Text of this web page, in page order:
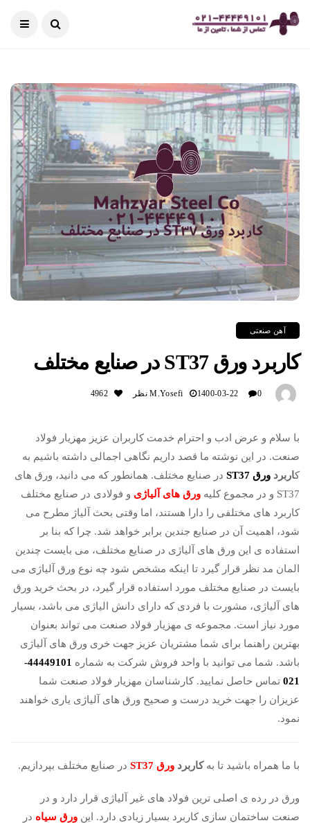
آهن صنعتی
کاربرد ورق ST37 در صنایع مختلف
M.yosefi 1400-03-22 0 نظر
با سلام و عرض ادب و احترام خدمت کاربران عزیز مهزیار فولاد
صنعت. در این نوشته ما قصد داریم نگاهی اجمالی داشته باشیم به
کاربرد ورق ST37
در صنایع مختلف. همانطور که می دانید، ورق های
ST37 و در مجموع کلیه
ورق های آلیاژی و فولادی در صنایع مختلف
کاربرد های مختلفی را دارا هستند، اما وقتی بحث آلیاژ مطرح می
شود، اهمیت آن در صنایع جندین برابر خواهد شد. چرا که بنا بر
استفاده ی این ورق های آلیاژی در صنایع مختلف، می بایست چندین
المان مد نظر قرار گیرد تا اینکه مشخص شود چه نوع ورق آلیاژی می
بایست در صنایع مختلف مورد استفاده قرار گیرد، در بحث خرید ورق
های آلیاژی، مشورت با فردی که دارای دانش الیاژی می باشد، بسیار
مورد نیاز است. مجموعه ی مهزیار فولاد صنعت می تواند بعنوان
بهترین راهنما برای شما مشتریان عزیز جهت خری ورق های آلیاژی
باشد. شما می توانید با واحد فروش شرکت به شماره
44449101-
021 تماس حاصل نمایید. کارشناسان مهزیار فولاد صنعت شما
عزیزان را جهت خرید درست و صحیح ورق های آلیاژی یاری خواهند
نمود.
با ما همراه باشید تا بهکاربرد ورق ST37 در صنایع مختلف بپردازیم.
ورق در رده ی اصلی ترین فولاد های غیر آلیاژی قرار دارد و در
صنعت ساختمان سازی کاربرد بسیار زیادی دارد. این ورق سیاه در